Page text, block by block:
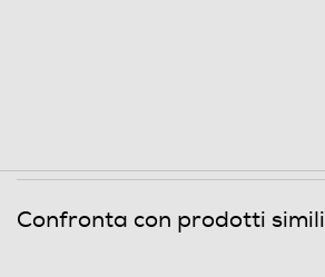
Confronta con prodotti simili